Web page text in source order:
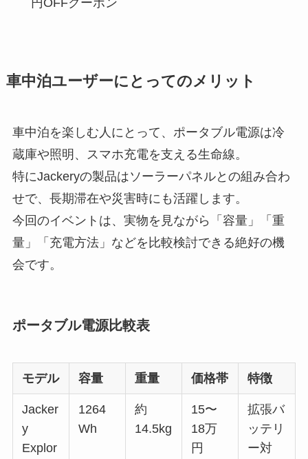
円OFFクーポン
車中泊ユーザーにとってのメリット
車中泊を楽しむ人にとって、ポータブル電源は冷
蔵庫や照明、スマホ充電を支える生命線。
特にJackeryの製品はソーラーパネルとの組み合わ
せで、長期滞在や災害時にも活躍します。
今回のイベントは、実物を見ながら「容量」「重
量」「充電方法」などを比較検討できる絶好の機
会です。
ポータブル電源比較表
モデル 容量 重量 価格帯 特徴
Jacker
y
Explor
1264
Wh
約
14.5kg
15〜
18万
円
拡張バ
ッテリ
ー対